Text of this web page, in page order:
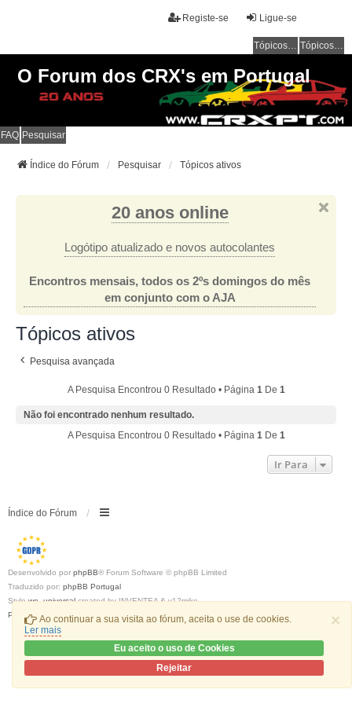
×
Ao continuar a sua visita ao fórum, aceita o use de cookies.
Ler mais
Eu aceito o uso de Cookies
Rejeitar
Ligue-se
Registe-se
Tópicos sem resposta Tópicos ativos
O Forum dos CRX's em Portugal
FAQ Pesquisar
Índice do Fórum Pesquisar Tópicos ativos
20 anos online
Logótipo atualizado e novos autocolantes
Encontros mensais, todos os 2ºs domingos do mês
em conjunto com o AJA
Tópicos ativos
Pesquisa avançada
A Pesquisa Encontrou 0 Resultado • Página 1De 1
Não foi encontrado nenhum resultado.
A Pesquisa Encontrou 0 Resultado • Página 1De 1
Ir Para
Índice do Fórum
Desenvolvido por phpBB® Forum Software © phpBB Limited
Traduzido por: phpBB Portugal
Stylewe_universalcreated by INVENTEA & v12mike
Privacidade
Termos